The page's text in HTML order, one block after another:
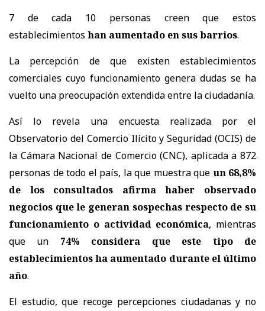
7 de cada 10 personas creen que estos
establecimientos han aumentado en sus barrios.
La percepción de que existen establecimientos
comerciales cuyo funcionamiento genera dudas se ha
vuelto una preocupación extendida entre la ciudadanía.
Así lo revela una encuesta realizada por el
Observatorio del Comercio Ilícito y Seguridad (OCIS) de
la Cámara Nacional de Comercio (CNC), aplicada a 872
personas de todo el país, la que muestra que un 68,8%
de los consultados afirma haber observado
negocios que le generan sospechas respecto de su
funcionamiento o actividad económica, mientras
que un 74% considera que este tipo de
establecimientos ha aumentado durante el último
año.
El estudio, que recoge percepciones ciudadanas y no